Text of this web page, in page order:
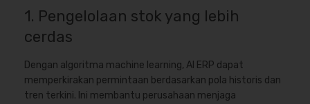
1. Pengelolaan stok yang lebih
cerdas
Dengan algoritma machine learning, AI ERP dapat
memperkirakan permintaan berdasarkan pola historis dan
tren terkini. Ini membantu perusahaan menjaga